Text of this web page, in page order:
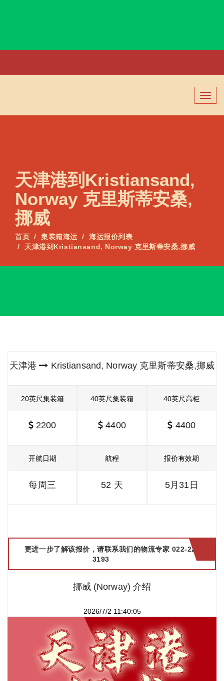
切
换
导
天津港到Kristiansand,
Norway 克里斯蒂安桑,
挪威
首页 集装箱海运
海运报价列表
天津港到Kristiansand, Norway 克里斯蒂安桑,挪威
天津港 Kristiansand, Norway 克里斯蒂安桑,挪威
20英尺集装箱
2200
40英尺集装箱
4400
40英尺高柜
4400
开航日期
每周三
航程
52 天
报价有效期
5月31日
更进一步了解该报价，请联系我们的物流专家 022-2299
3193
挪威 (Norway) 介绍
2026/7/2 11:40:05